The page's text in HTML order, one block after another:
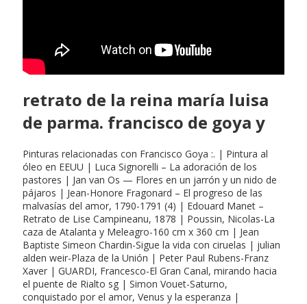
retrato de la reina maría luisa
de parma. francisco de goya y
Pinturas relacionadas con Francisco Goya :. | Pintura al
óleo en EEUU | Luca Signorelli – La adoración de los
pastores | Jan van Os — Flores en un jarrón y un nido de
pájaros | Jean-Honore Fragonard – El progreso de las
malvasías del amor, 1790-1791 (4) | Edouard Manet –
Retrato de Lise Campineanu, 1878 | Poussin, Nicolas-La
caza de Atalanta y Meleagro-160 cm x 360 cm | Jean
Baptiste Simeon Chardin-Sigue la vida con ciruelas | julian
alden weir-Plaza de la Unión | Peter Paul Rubens-Franz
Xaver | GUARDI, Francesco-El Gran Canal, mirando hacia
el puente de Rialto sg | Simon Vouet-Saturno,
conquistado por el amor, Venus y la esperanza |